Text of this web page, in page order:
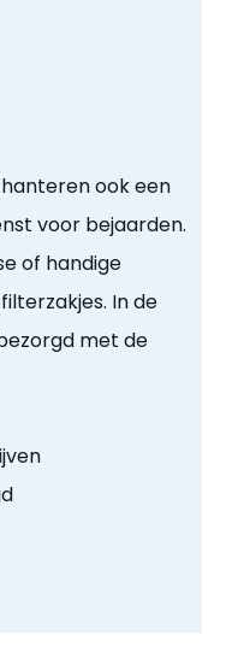
ook een
voor bejaarden.
of handige
In de
met de